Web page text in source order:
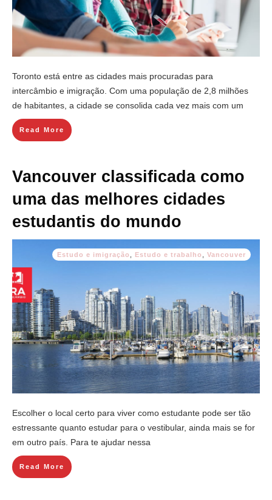
Toronto está entre as cidades mais procuradas para
intercâmbio e imigração. Com uma população de 2,8 milhões
de habitantes, a cidade se consolida cada vez mais com um
Read More
Vancouver classificada como
uma das melhores cidades
estudantis do mundo
Estudo e imigração Estudo e trabalho Vancouver
Escolher o local certo para viver como estudante pode ser tão
estressante quanto estudar para o vestibular, ainda mais se for
em outro país. Para te ajudar nessa
Read More